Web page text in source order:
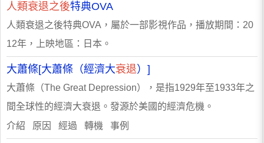
人類衰退之後特典OVA
人類衰退之後特典OVA，屬於一部影視作品，播放期間：20
12年，上映地區：日本。
大蕭條[大蕭條（經濟大衰退）]
大蕭條（The Great Depression），是指1929年至1933年之
間全球性的經濟大衰退。發源於美國的經濟危機。
介紹 原因 經過 轉機 事例